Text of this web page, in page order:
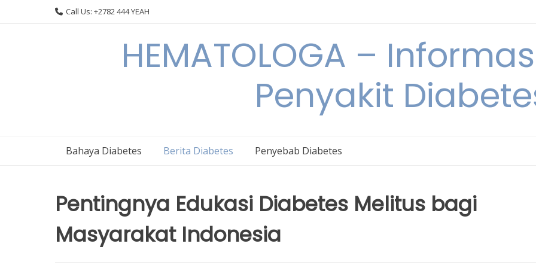
Call Us: +2782 444 YEAH
HEMATOLOGA –
Penyakit
Bahaya Diabetes Berita Diabetes Penyebab Diabetes
Pentingnya Edukasi Diabetes Melitus bagi
Masyarakat Indonesia